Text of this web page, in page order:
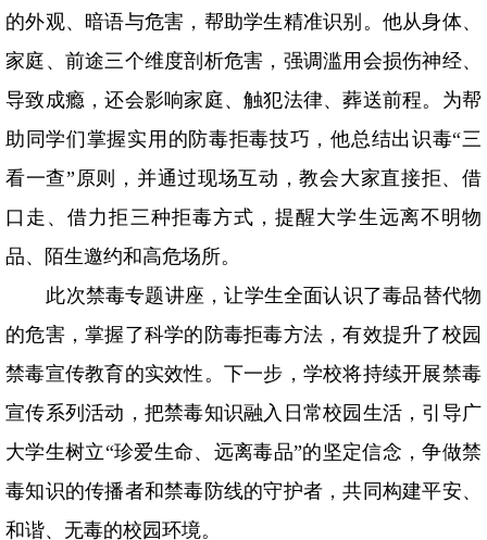
的外观、暗语与危害，帮助学生精准识别。他从身体、
家庭、前途三个维度剖析危害，强调滥用会损伤神经、
导致成瘾，还会影响家庭、触犯法律、葬送前程。为帮
助同学们掌握实用的防毒拒毒技巧，他总结出识毒“三
看一查”原则，并通过现场互动，教会大家直接拒、借
口走、借力拒三种拒毒方式，提醒大学生远离不明物
品、陌生邀约和高危场所。
此次禁毒专题讲座，让学生全面认识了毒品替代物
的危害，掌握了科学的防毒拒毒方法，有效提升了校园
禁毒宣传教育的实效性。下一步，学校将持续开展禁毒
宣传系列活动，把禁毒知识融入日常校园生活，引导广
大学生树立“珍爱生命、远离毒品”的坚定信念，争做禁
毒知识的传播者和禁毒防线的守护者，共同构建平安、
和谐、无毒的校园环境。